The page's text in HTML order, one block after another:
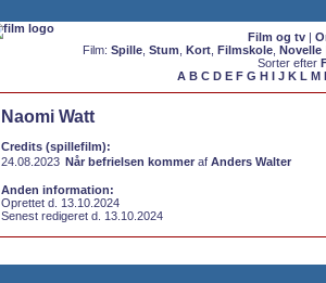
Film og tv|
Film: Spille, Stum Kort, Filmskole, Novelle
Sorter efter
A B C D E F G H I J K L M
Naomi Watt
Credits (spillefilm):
24.08.2023 Når befrielsen kommer af Anders Walter
Anden information:
Oprettet d. 13.10.2024
Senest redigeret d. 13.10.2024